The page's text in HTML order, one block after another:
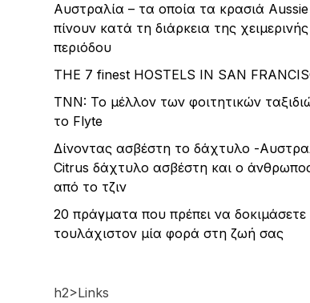
Αυστραλία – τα οποία τα κρασιά Aussie
πίνουν κατά τη διάρκεια της χειμερινής
περιόδου
THE 7 finest HOSTELS IN SAN
TNN: Το μέλλον των φοιτητικών
το Flyte
Δίνοντας ασβέστη το δάχτυλο -
Citrus δάχτυλο ασβέστη και ο
από το τζιν
20 πράγματα που πρέπει να δοκιμάσετε
τουλάχιστον μία φορά στη ζωή σας
h2>Links